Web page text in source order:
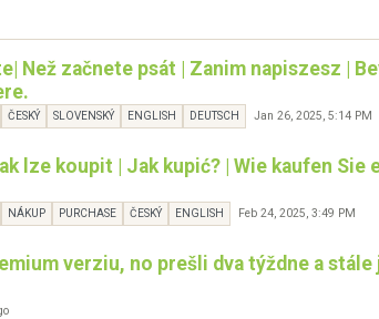
Než začnete psát | Zanim napiszesz |
ČESKÝ SLOVENSKÝ ENGLISH DEUTSCH Jan 26, 2025, 5:14 PM
lze koupit | Jak kupić? | Wie kaufen Sie
NÁKUP PURCHASE ČESKÝ ENGLISH Feb 24, 2025, 3:49 PM
verziu, no prešli dva týždne a stále